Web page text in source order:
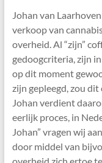
Johan van
verkoop van
overheid. Al “zijn”
gedoogcriteria, zijn
op dit moment
zijn gepleegd, zou
Johan verdient
eerlijk proces, in
Johan” vragen wij
door middel van